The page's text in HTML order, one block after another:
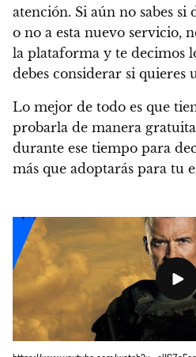
atención. Si aún no sabes
o no a esta nuevo servicio,
la plataforma y te decimos
debes considerar si quieres
Lo mejor de todo es que
probarla de manera gratuita
durante ese tiempo para
más que adoptarás para tu